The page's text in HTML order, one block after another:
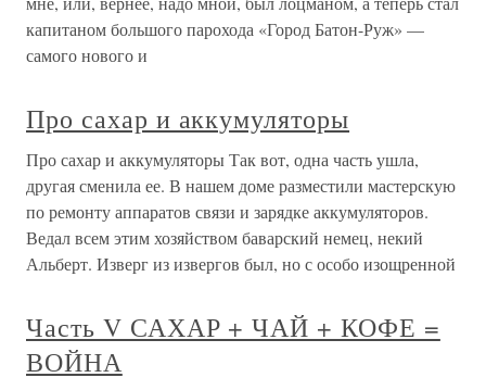
капитаном большого парохода «Город Батон-Руж» —
самого нового и
Про сахар и аккумуляторы
Про сахар и аккумуляторы Так вот, одна часть ушла,
другая сменила ее. В нашем доме разместили мастерскую
по ремонту аппаратов связи и зарядке аккумуляторов.
Ведал всем этим хозяйством баварский немец, некий
Альберт. Изверг из извергов был, но с особо изощренной
Часть V САХАР + ЧАЙ + КОФЕ =
ВОЙНА